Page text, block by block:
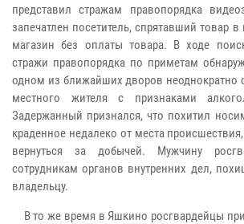
представил стражам правопорядка
запечатлен посетитель, спрятавший товар
магазин без оплаты товара. В ходе
стражи правопорядка по приметам
одном из ближайших дворов неоднократно
местного жителя с признаками
Задержанный признался, что похитил
краденное недалеко от места
вернуться за добычей. Мужчину
сотрудникам органов внутренних дел,
владельцу.
В то же время в Яшкино росгвардейцы